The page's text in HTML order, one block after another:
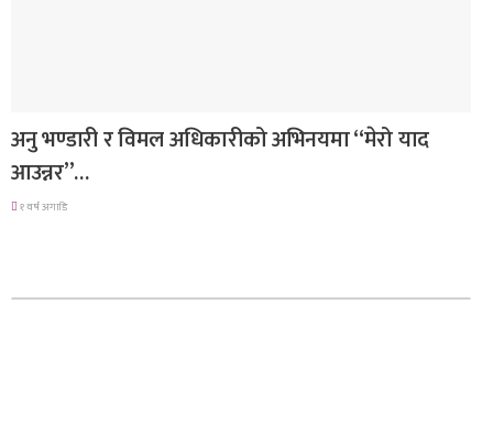
अनु भण्डारी र विमल अधिकारीको अभिनयमा “मेरो याद
आउन्नर”…
१ वर्ष अगाडि